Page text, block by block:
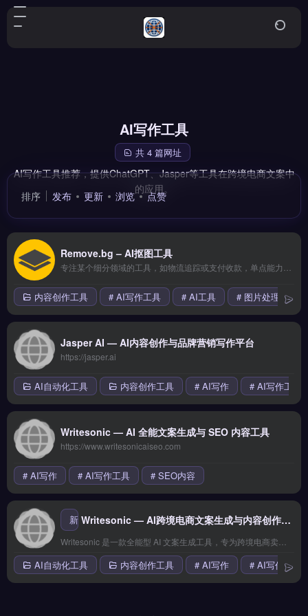
AI写作工具
共 4 篇网址
AI写作工具推荐，提供ChatGPT、Jasper等工具在跨境电商文案中
的应用。
排序 发布 更新 浏览 点赞
Remove.bg – AI抠图工具
内容创作工具 # AI写作工具 # AI工具 # 图片处理
Jasper AI — AI内容创作与品牌营销写作平台
https://jasper.ai
AI自动化工具 内容创作工具 # AI写作 # AI写作工具
Writesonic — AI 全能文案生成与 SEO 内容工具
https://www.writesonicaiseo.com
# AI写作 # AI写作工具 # SEO内容
新 Writesonic — AI跨境电商文案生成与内容创作平台
AI自动化工具 内容创作工具 # AI写作 # AI写作工具